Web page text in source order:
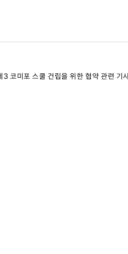
코미포 스쿨 건립을 위한 협약 관련 기